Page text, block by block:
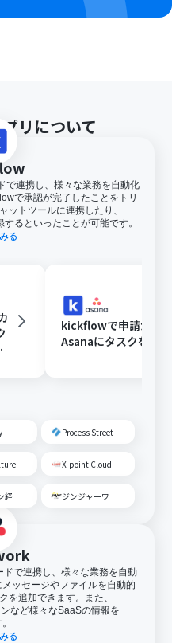
リについて
で連携し、様々な業務を自動化
で承認が完了したことをトリ
ットツールに連携したり、
るといったことが可能です。
る
kickflowで申請が行
Asanaにタスクを追
Process Street
X-point Cloud
ジョブカン経費精算・ワークフロー ジンジャーワークフロー
で連携し、様々な業務を自動
ッセージやファイルを自動的
を追加できます。また、
など様々なSaaSの情報を
る